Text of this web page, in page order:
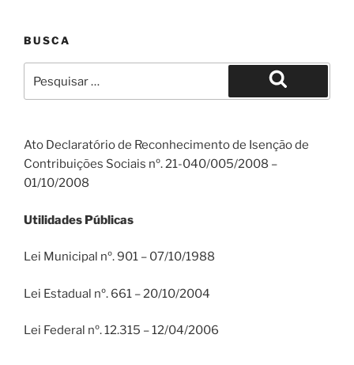
BUSCA
por:
Pesquisar
Ato Declaratório de Reconhecimento de Isenção de
Contribuições Sociais nº. 21-040/005/2008 –
01/10/2008
Utilidades Públicas
Lei Municipal nº. 901 – 07/10/1988
Lei Estadual nº. 661 – 20/10/2004
Lei Federal nº. 12.315 – 12/04/2006